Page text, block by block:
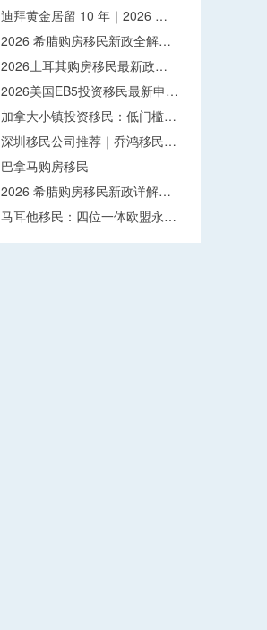
迪拜黄金居留 10 年｜2026 …
2026 希腊购房移民新政全解…
2026土耳其购房移民最新政…
2026美国EB5投资移民最新申…
加拿大小镇投资移民：低门槛…
深圳移民公司推荐｜乔鸿移民…
巴拿马购房移民
2026 希腊购房移民新政详解…
马耳他移民：四位一体欧盟永…